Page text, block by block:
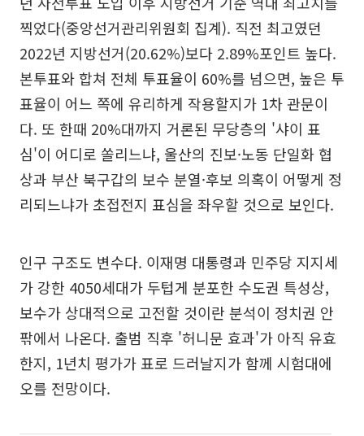
찍었다(중앙선거관리위원회 집계). 직전 최고였던
2022년 지방선거(20.62%)보다 2.89%포인트 높다.
본투표와 합쳐 전체 투표율이 60%를 넘으면, 높은 투
표율이 어느 쪽에 유리하게 작용할지가 1차 관문이
다. 또 한때 20%대까지 거론된 무당층의 '샤이 표
심'이 어디로 쏠리느냐, 울산의 진보·노동 단일화 협
상과 부산 북구갑의 보수 분열·후보 의혹이 어떻게 정
리되느냐가 초접전지 표심을 좌우할 것으로 보인다.
인구 구조도 변수다. 이재명 대통령과 민주당 지지세
가 강한 4050세대가 두텁게 분포한 수도권 특성상,
보수가 상대적으로 고전할 것이란 분석이 정치권 안
팎에서 나온다. 출범 직후 '허니문 효과'가 아직 유효
한지, 1년치 평가가 표로 드러날지가 함께 시험대에
오를 전망이다.